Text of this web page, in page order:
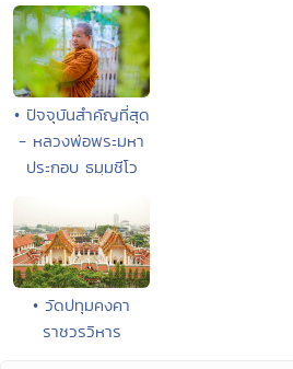
• ปัจจุบันสำคัญที่สุด
- หลวงพ่อพระมหา
ประกอบ ธมฺมชีโว
• วัดปทุมคงคา
ราชวรวิหาร